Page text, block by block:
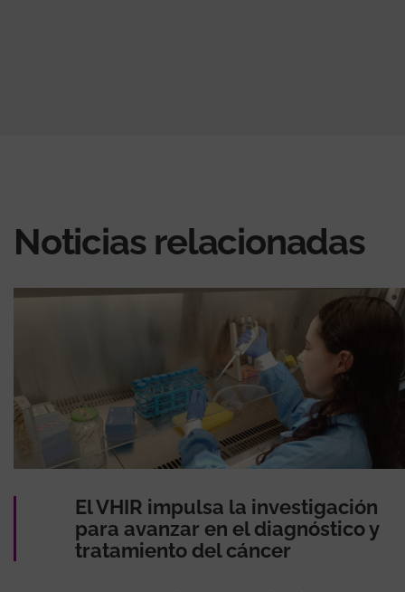
Noticias relacionadas
El VHIR impulsa la investigación
para avanzar en el diagnóstico y
tratamiento del cáncer